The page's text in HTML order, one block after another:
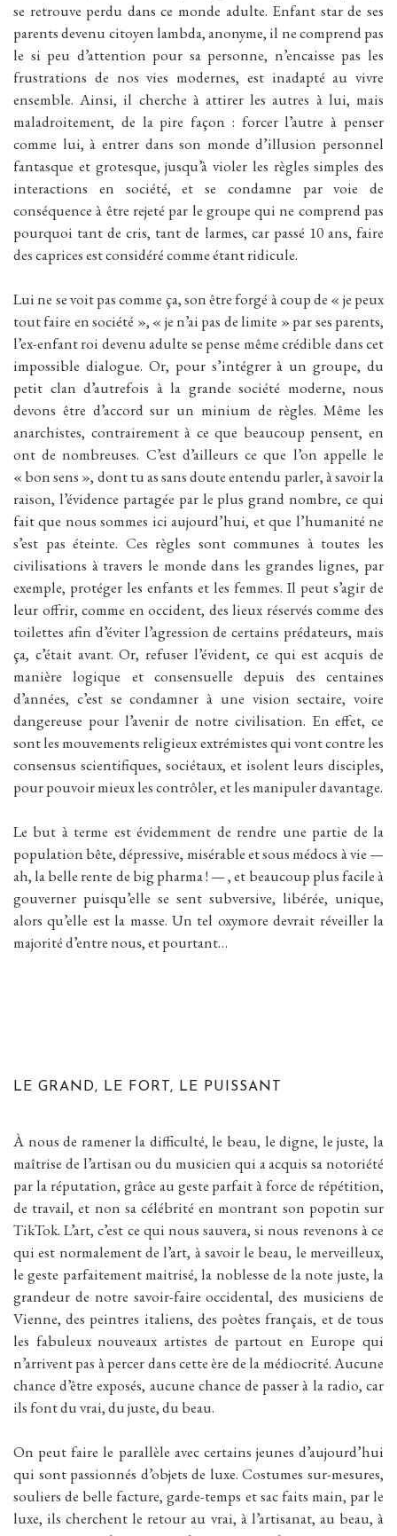
se retrouve perdu dans ce monde adulte. Enfant star de ses
parents devenu citoyen lambda, anonyme, il ne comprend pas
le si peu d’attention pour sa personne, n’encaisse pas les
frustrations de nos vies modernes, est inadapté au vivre
ensemble. Ainsi, il cherche à attirer les autres à lui, mais
maladroitement, de la pire façon : forcer l’autre à penser
comme lui, à entrer dans son monde d’illusion personnel
fantasque et grotesque, jusqu’à violer les règles simples des
interactions en société, et se condamne par voie de
conséquence à être rejeté par le groupe qui ne comprend pas
pourquoi tant de cris, tant de larmes, car passé 10 ans, faire
des caprices est considéré comme étant ridicule.
Lui ne se voit pas comme ça, son être forgé à coup de « je peux
tout faire en société », « je n’ai pas de limite » par ses parents,
l’ex-enfant roi devenu adulte se pense même crédible dans cet
impossible dialogue. Or, pour s’intégrer à un groupe, du
petit clan d’autrefois à la grande société moderne, nous
devons être d’accord sur un minium de règles. Même les
anarchistes, contrairement à ce que beaucoup pensent, en
ont de nombreuses. C’est d’ailleurs ce que l’on appelle le
« bon sens », dont tu as sans doute entendu parler, à savoir la
raison, l’évidence partagée par le plus grand nombre, ce qui
fait que nous sommes ici aujourd’hui, et que l’humanité ne
s’est pas éteinte. Ces règles sont communes à toutes les
civilisations à travers le monde dans les grandes lignes, par
exemple, protéger les enfants et les femmes. Il peut s’agir de
leur offrir, comme en occident, des lieux réservés comme des
toilettes afin d’éviter l’agression de certains prédateurs, mais
ça, c’était avant. Or, refuser l’évident, ce qui est acquis de
manière logique et consensuelle depuis des centaines
d’années, c’est se condamner à une vision sectaire, voire
dangereuse pour l’avenir de notre civilisation. En effet, ce
sont les mouvements religieux extrémistes qui vont contre les
consensus scientifiques, sociétaux, et isolent leurs disciples,
pour pouvoir mieux les contrôler, et les manipuler davantage.
Le but à terme est évidemment de rendre une partie de la
population bête, dépressive, misérable et sous médocs à vie —
ah, la belle rente de big pharma ! — , et beaucoup plus facile à
gouverner puisqu’elle se sent subversive, libérée, unique,
alors qu’elle est la masse. Un tel oxymore devrait réveiller la
majorité d’entre nous, et pourtant…
LE GRAND, LE FORT, LE PUISSANT
À nous de ramener la difficulté, le beau, le digne, le juste, la
maîtrise de l’artisan ou du musicien qui a acquis sa notoriété
par la réputation, grâce au geste parfait à force de répétition,
de travail, et non sa célébrité en montrant son popotin sur
TikTok. L’art, c’est ce qui nous sauvera, si nous revenons à ce
qui est normalement de l’art, à savoir le beau, le merveilleux,
le geste parfaitement maitrisé, la noblesse de la note juste, la
grandeur de notre savoir-faire occidental, des musiciens de
Vienne, des peintres italiens, des poètes français, et de tous
les fabuleux nouveaux artistes de partout en Europe qui
n’arrivent pas à percer dans cette ère de la médiocrité. Aucune
chance d’être exposés, aucune chance de passer à la radio, car
ils font du vrai, du juste, du beau.
On peut faire le parallèle avec certains jeunes d’aujourd’hui
qui sont passionnés d’objets de luxe. Costumes sur-mesures,
souliers de belle facture, garde-temps et sac faits main, par le
luxe, ils cherchent le retour au vrai, à l’artisanat, au beau, à